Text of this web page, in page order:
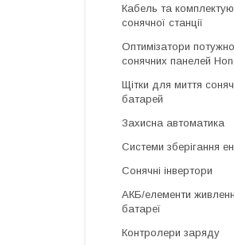
Кабель та
сонячної станції
Оптимізатори
сонячних панелей
Щітки для миття
батарей
Захисна автоматика
Системи зберігання
Сонячні інвертори
АКБ/елементи
батареї
Контролери заряду